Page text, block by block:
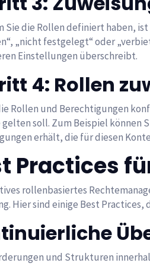
Sie die Rollen definiert haben,
„nicht festgelegt“ oder
Einstellungen überschreibt.
4: Rollen
Rollen und Berechtigungen
soll. Zum Beispiel können
erhält, die für diesen
Practices
rollenbasiertes
Hier sind einige Best
und Strukturen